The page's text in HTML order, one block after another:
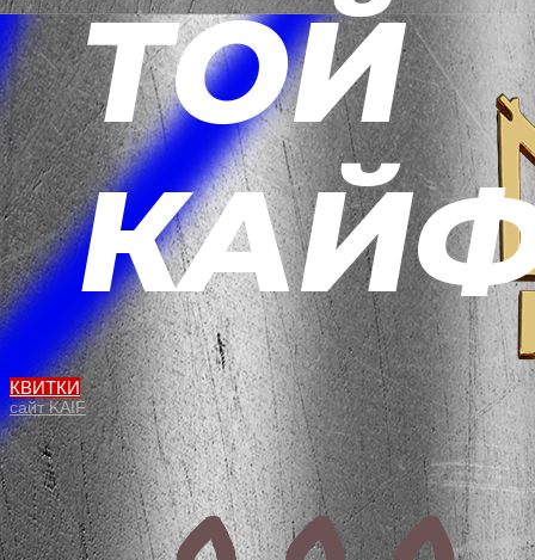
КВИТКИ
сайт KAIF